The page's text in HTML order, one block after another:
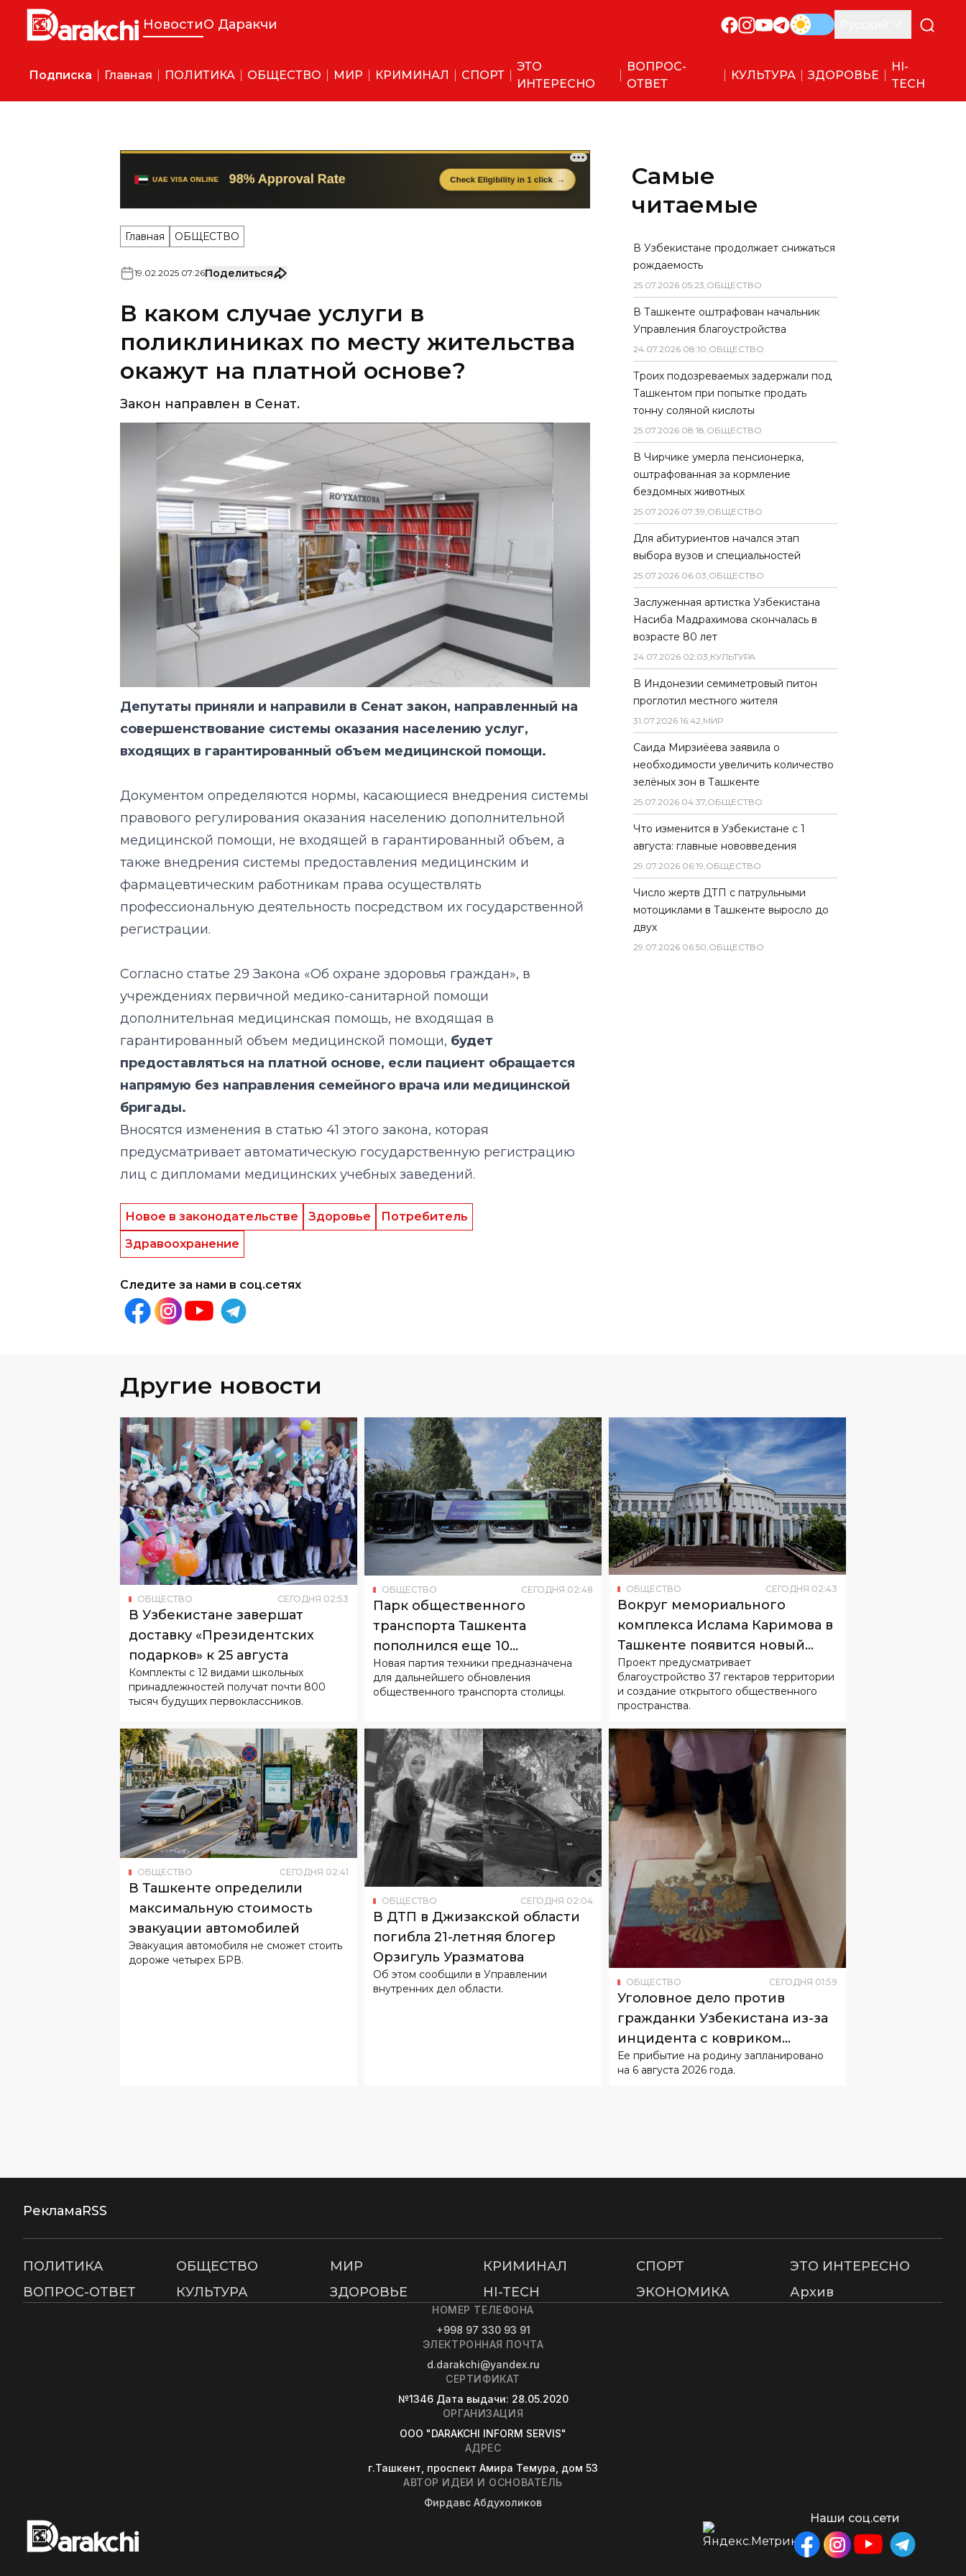
НовостиО Даракчи
Подписка Главная ПОЛИТИКА ОБЩЕСТВО МИР КРИМИНАЛ СПОРТ
ЭТО
ИНТЕРЕСНО
ВОПРОС-
ОТВЕТ
КУЛЬТУРА ЗДОРОВЬЕ
HI-
TECH
Главная ОБЩЕСТВО
19 02 2025 07:26Поделиться
В каком случае услуги в
поликлиниках по месту жительства
окажут на платной основе?
Закон направлен в Сенат.
Депутаты приняли и направили в Сенат закон, направленный на
совершенствование системы оказания населению услуг,
входящих в гарантированный объем медицинской помощи.
Документом определяются нормы, касающиеся внедрения системы
правового регулирования оказания населению дополнительной
медицинской помощи, не входящей в гарантированный объем, а
также внедрения системы предоставления медицинским и
фармацевтическим работникам права осуществлять
профессиональную деятельность посредством их государственной
регистрации.
Согласно статье 29 Закона «Об охране здоровья граждан», в
учреждениях первичной медико-санитарной помощи
дополнительная медицинская помощь, не входящая в
гарантированный объем медицинской помощи, будет
предоставляться на платной основе, если пациент обращается
напрямую без направления семейного врача или медицинской
бригады.
Вносятся изменения в статью 41 этого закона, которая
предусматривает автоматическую государственную регистрацию
лиц с дипломами медицинских учебных заведений.
Новое в законодательстве Здоровье
Потребитель
Здравоохранение
Следите за нами в соц.сетях
Самые
читаемые
В Узбекистане продолжает снижаться
рождаемость
25.07.2026 05:23,ОБЩЕСТВО
В Ташкенте оштрафован начальник
Управления благоустройства
24.07.2026 08:10,ОБЩЕСТВО
Троих подозреваемых задержали под
Ташкентом при попытке продать
тонну соляной кислоты
25.07.2026 08:18,ОБЩЕСТВО
В Чирчике умерла пенсионерка,
оштрафованная за кормление
бездомных животных
25.07.2026 07:39,ОБЩЕСТВО
Для абитуриентов начался этап
выбора вузов и специальностей
25.07.2026 06:03,ОБЩЕСТВО
Заслуженная артистка Узбекистана
Насиба Мадрахимова скончалась в
возрасте 80 лет
24.07.2026 02:03,КУЛЬТУРА
В Индонезии семиметровый питон
проглотил местного жителя
31.07.2026 16:42,МИР
Саида Мирзиёева заявила о
необходимости увеличить количество
зелёных зон в Ташкенте
25.07.2026 04:37,ОБЩЕСТВО
Что изменится в Узбекистане с 1
августа: главные нововведения
29.07.2026 06:19,ОБЩЕСТВО
Число жертв ДТП с патрульными
мотоциклами в Ташкенте выросло до
двух
29.07.2026 06:50,ОБЩЕСТВО
Другие новости
ОБЩЕСТВО СЕГОДНЯ 02:53
В Узбекистане завершат
доставку «Президентских
подарков» к 25 августа
Комплекты с 12 видами школьных
принадлежностей получат почти 800
тысяч будущих первоклассников.
ОБЩЕСТВО СЕГОДНЯ 02:48
Парк общественного
транспорта Ташкента
пополнился еще 10
китайскими электробусами
Новая партия техники предназначена
для дальнейшего обновления
общественного транспорта столицы.
ОБЩЕСТВО СЕГОДНЯ 02:43
Вокруг мемориального
комплекса Ислама Каримова в
Ташкенте появится новый
городской парк
Проект предусматривает
благоустройство 37 гектаров территории
и создание открытого общественного
пространства.
ОБЩЕСТВО СЕГОДНЯ 02:41
В Ташкенте определили
максимальную стоимость
эвакуации автомобилей
Эвакуация автомобиля не сможет стоить
дороже четырех БРВ.
ОБЩЕСТВО СЕГОДНЯ 02:04
В ДТП в Джизакской области
погибла 21-летняя блогер
Орзигуль Уразматова
Об этом сообщили в Управлении
внутренних дел области.
ОБЩЕСТВО СЕГОДНЯ 01:59
Уголовное дело против
гражданки Узбекистана из-за
инцидента с ковриком
возбуждать не будут
Ее прибытие на родину запланировано
на 6 августа 2026 года.
РекламаRSS
ПОЛИТИКА ОБЩЕСТВО МИР КРИМИНАЛ СПОРТ
ЭТО ИНТЕРЕСНО
ВОПРОС-ОТВЕТ
КУЛЬТУРА ЗДОРОВЬЕ HI-TECH ЭКОНОМИКА Архив
НОМЕР ТЕЛЕФОНА
+998 97 330 93 91
ЭЛЕКТРОННАЯ ПОЧТА
d.darakchi@yandex.ru
СЕРТИФИКАТ
№1346 Дата выдачи: 28.05.2020
ОРГАНИЗАЦИЯ
OOO "DARAKCHI INFORM SERVIS"
АДРЕС
г.Ташкент, проспект Амира Темура, дом 53
АВТОР ИДЕИ И ОСНОВАТЕЛЬ
Фирдавс Абдухоликов
Наши соц.сети